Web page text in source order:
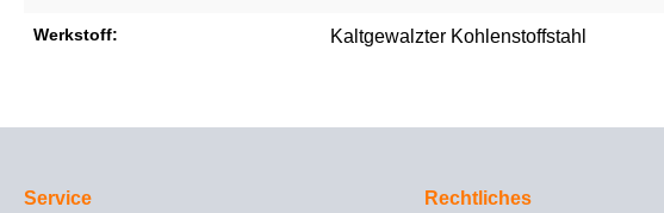
Werkstoff: Kaltgewalzter Kohlenstoffstahl
Service
Rechtliches